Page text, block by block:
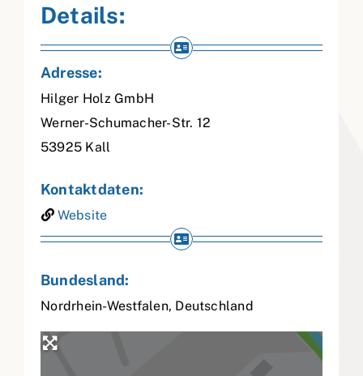
Details:
Adresse:
Hilger Holz GmbH
Werner-Schumacher-Str. 12
53925 Kall
Kontaktdaten:
Website
Bundesland:
Nordrhein-Westfalen, Deutschland